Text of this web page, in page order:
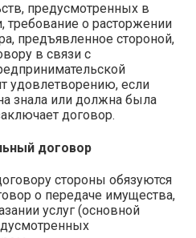
предусмотренных в
требование о расторжении
предъявленное стороной,
в связи с
удовлетворению, если
знала или должна была
договор.
договор
стороны обязуются
о передаче имущества,
услуг (основной